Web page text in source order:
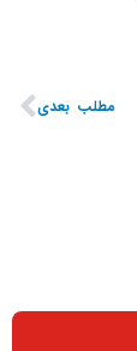
مطلب بعدی